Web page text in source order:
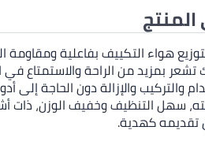
هواء التكييف بفاعلية
تشعر بمزيد من الراحة
والتركيب والإزالة دون الحاجة
سهل التنظيف وخفيف الوزن،
تقديمه كهدية.